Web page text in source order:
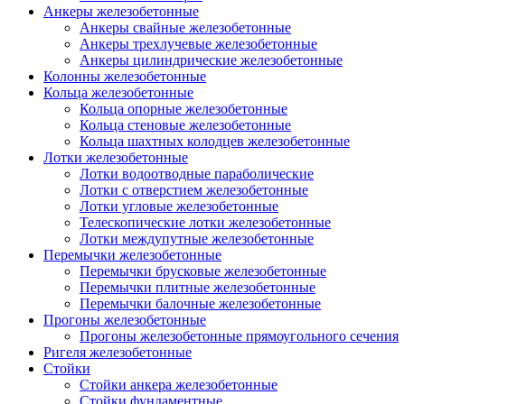
Анкеры железобетонные
Анкеры свайные железобетонные
Анкеры трехлучевые железобетонные
Анкеры цилиндрические железобетонные
Колонны железобетонные
Кольца железобетонные
Кольца опорные железобетонные
Кольца стеновые железобетонные
Кольца шахтных колодцев железобетонные
Лотки железобетонные
Лотки водоотводные параболические
Лотки с отверстием железобетонные
Лотки угловые железобетонные
Телескопические лотки железобетонные
Лотки междупутные железобетонные
Перемычки железобетонные
Перемычки брусковые железобетонные
Перемычки плитные железобетонные
Перемычки балочные железобетонные
Прогоны железобетонные
Прогоны железобетонные прямоугольного сечения
Ригеля железобетонные
Стойки
Стойки анкера железобетонные
Стойки фундаментные